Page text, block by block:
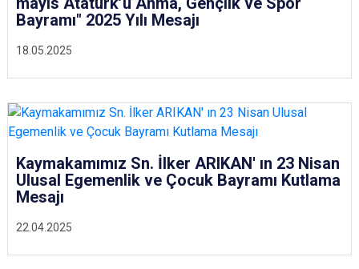
18.05.2025
Bayramı" 2025 Yılı Mesajı
22.04.2025
Kaymakamımız Sn. İlker ARIKAN' ın 23 Nisan
Ulusal Egemenlik ve Çocuk Bayramı Kutlama
Mesajı